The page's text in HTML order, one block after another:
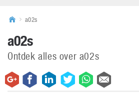
a02s
a02s
Ontdek alles over a02s